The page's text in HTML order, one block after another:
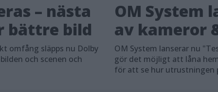
– nästa
bättre bild
omfång släpps nu Dolby
och scenen och
OM System
av kameror
OM System lanserar nu
gör det möjligt att låna
för att se hur utrustningen